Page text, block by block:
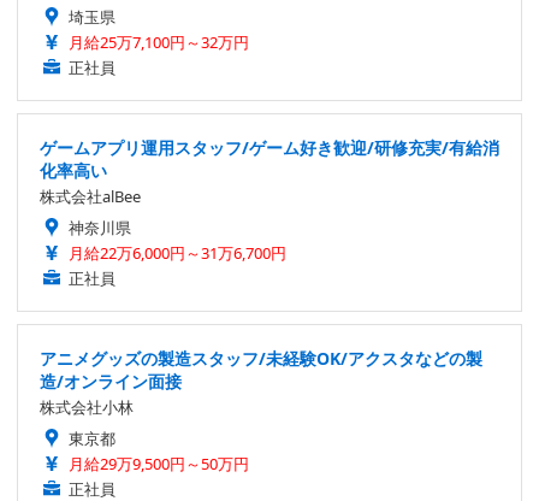
埼玉県
月給25万7,100円～32万円
正社員
ゲームアプリ運用スタッフ/ゲーム好き歓迎/研修充実/有給消
化率高い
株式会社alBee
神奈川県
月給22万6,000円～31万6,700円
正社員
アニメグッズの製造スタッフ/未経験OK/アクスタなどの製
造/オンライン面接
株式会社小林
東京都
月給29万9,500円～50万円
正社員